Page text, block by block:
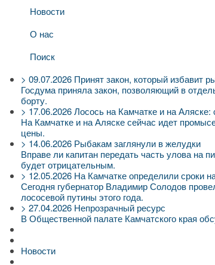
Новости
О нас
Поиск
> 09.07.2026 Принят закон, который избавит
Госдума приняла закон, позволяющий в
борту.
> 17.06.2026Лосось на Камчатке и на
На Камчатке и на Аляске сейчас идет
цены.
> 14.06.2026 Рыбакам заглянули в желудки
Вправе ли капитан передать часть улова на
будет отрицательным.
> 12.05.2026 На Камчатке определили сроки
Сегодня губернатор Владимир Солодов
лососевой путины этого года.
> 27.04.2026 Непрозрачный ресурс
В Общественной палате Камчатского края
Новости